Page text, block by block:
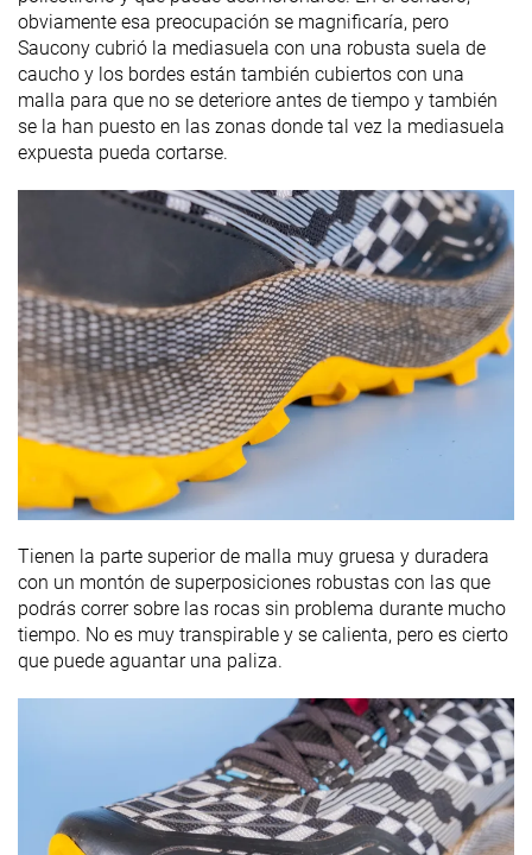
obviamente esa preocupación se magnificaría, pero
Saucony cubrió la mediasuela con una robusta suela de
caucho y los bordes están también cubiertos con una
malla para que no se deteriore antes de tiempo y también
se la han puesto en las zonas donde tal vez la mediasuela
expuesta pueda cortarse.
Tienen la parte superior de malla muy gruesa y duradera
con un montón de superposiciones robustas con las que
podrás correr sobre las rocas sin problema durante mucho
tiempo. No es muy transpirable y se calienta, pero es cierto
que puede aguantar una paliza.